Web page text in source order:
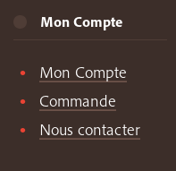
Mon Compte
Mon Compte
Commande
Nous contacter